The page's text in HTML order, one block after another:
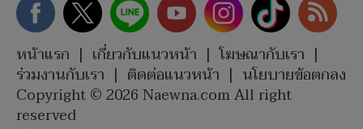
หน้าแรก | เกี่ยวกับแนวหน้า | โฆษณากับเรา |
ร่วมงานกับเรา | ติดต่อแนวหน้า | นโยบายข้อตกลง
Copyright © 2026 Naewna.com All right
reserved